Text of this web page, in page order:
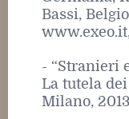
Bassi,
- “Stranieri
La tutela
Milano, 2013